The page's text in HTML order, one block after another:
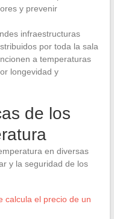
y prevenir
infraestructuras
por toda la sala
a temperaturas
longevidad y
de los
en diversas
y la seguridad de los
calcula el precio de un